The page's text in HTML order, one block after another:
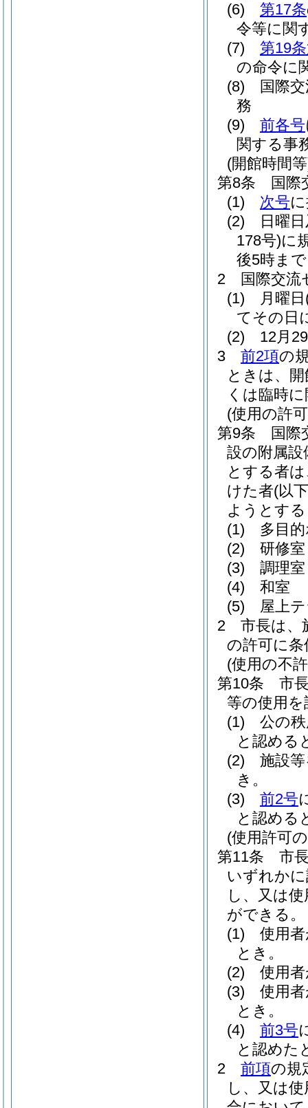
(6)
第17条
令等に関
(7)
第19
の命令に
(8)
国際
務
(9)
前各号
関する事
(開館時間
第8条
国際
(1)
次号
(2)
日曜
178号)に
後5時まで
2
国際交
(1)
月曜日
てその日
(2)
12月
3
前2項の
ときは、
くは臨時
(使用の許
第9条
国際
設の附属設
とする者
けた者(以
ようとす
(1)
多目
(2)
研修室
(3)
調理室
(4)
和室
(5)
屋上
2
市長は、
の許可に
(使用の不
第10条
市
等の使用
(1)
公の
と認める
(2)
施設
き。
(3)
前2号
と認める
(使用許可
第11条
市
いずれか
し、又は
ができる。
(1)
使用
とき。
(2)
使用
(3)
使用
とき。
(4)
前3号
と認めた
2
前項の規
し、又は